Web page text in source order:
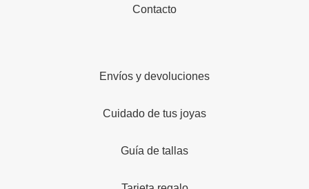
Contacto
Envíos y devoluciones
Cuidado de tus joyas
Guía de tallas